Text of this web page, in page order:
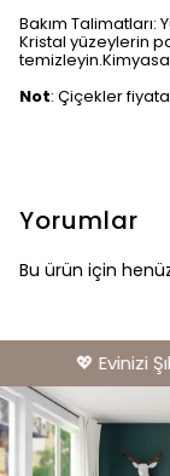
Bakım Talimatları:
Kristal yüzeylerin
Not: Çiçekler
Yorumlar
Bu ürün için
💖 Evinizi